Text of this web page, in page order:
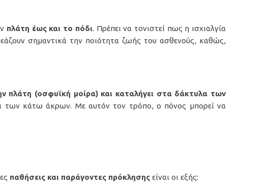
πλάτη έως και το πόδι. Πρέπει να τονιστεί πως η ισχιαλγία
σημαντικά την ποιότητα ζωής του ασθενούς, καθώς,
πλάτη (οσφυϊκή μοίρα) και καταλήγει στα δάκτυλα των
των κάτω άκρων. Με αυτόν τον τρόπο, ο πόνος μπορεί να
παθήσεις και παράγοντες πρόκλησης είναι οι εξής: